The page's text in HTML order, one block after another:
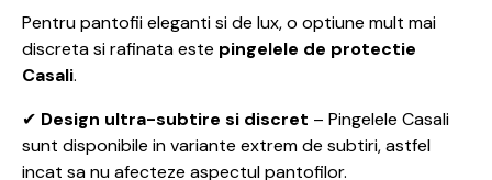
Pentru pantofii eleganti si de lux, o optiune mult mai
discreta si rafinata este pingelele de protectie
Casali.
✔ Design ultra-subtire si discret – Pingelele Casali
sunt disponibile in variante extrem de subtiri, astfel
incat sa nu afecteze aspectul pantofilor.